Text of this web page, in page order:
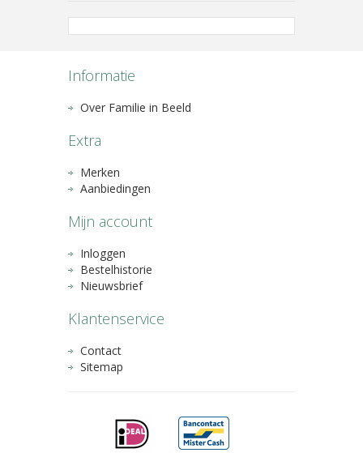
Informatie
Over Familie in Beeld
Extra
Merken
Aanbiedingen
Mijn account
Inloggen
Bestelhistorie
Nieuwsbrief
Klantenservice
Contact
Sitemap